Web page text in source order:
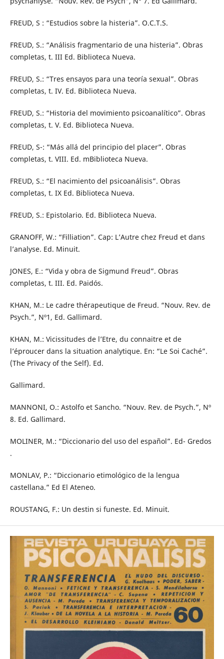
FREUD, S : “Estudios sobre la histeria”. O.C.T.S.
FREUD, S.: “Análisis fragmentario de una histeria”. Obras
completas, t. III Ed. Biblioteca Nueva.
FREUD, S.: “Tres ensayos para una teoría sexual”. Obras
completas, t. IV. Ed. Biblioteca Nueva.
FREUD, S.: “Historia del movimiento psicoanalítico”. Obras
completas, t. V. Ed. Biblioteca Nueva.
FREUD, S-: “Más allá del principio del placer”. Obras
completas, t. VIII. Ed. mBiblioteca Nueva.
FREUD, S.: “El nacimiento del psicoanálisis”. Obras
completas, t. IX Ed. Biblioteca Nueva.
FREUD, S.: Epistolario. Ed. Biblioteca Nueva.
GRANOFF, W.: “Filliation”. Cap: L’Autre chez Freud et dans
l’analyse. Ed. Minuit.
JONES, E.: “Vida y obra de Sigmund Freud”. Obras
completas, t. III. Ed. Paidós.
KHAN, M.: Le cadre thérapeutique de Freud. “Nouv. Rev. de
Psych.”, Nº1, Ed. Gallimard.
KHAN, M.: Vicissitudes de l’Etre, du connaitre et de
l’éproucer dans la situation analytique. En: “Le Soi Caché”.
(The Privacy of the Self). Ed.
Gallimard.
MANNONI, O.: Astolfo et Sancho. “Nouv. Rev. de Psych.”, Nº
8. Ed. Gallimard.
MOLINER, M.: “Diccionario del uso del español”. Ed- Gredos
.
MONLAV, P.: “Diccionario etimológico de la lengua
castellana.” Ed El Ateneo.
ROUSTANG, F.: Un destin si funeste. Ed. Minuit.